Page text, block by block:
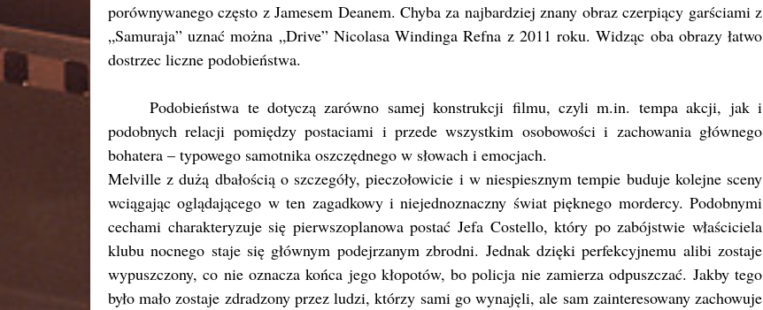
porównywanego często z Jamesem Deanem. Chyba za najbardziej znany obraz czerpiący garściami z
„Samuraja” uznać można „Drive” Nicolasa Windinga Refna z 2011 roku. Widząc oba obrazy łatwo
dostrzec liczne podobieństwa.
Podobieństwa te dotyczą zarówno samej konstrukcji filmu, czyli m.in. tempa akcji, jak i
podobnych relacji pomiędzy postaciami i przede wszystkim osobowości i zachowania głównego
bohatera – typowego samotnika oszczędnego w słowach i emocjach.
Melville z dużą dbałością o szczegóły, pieczołowicie i w niespiesznym tempie buduje kolejne sceny
wciągając oglądającego w ten zagadkowy i niejednoznaczny świat pięknego mordercy. Podobnymi
cechami charakteryzuje się pierwszoplanowa postać Jefa Costello, który po zabójstwie właściciela
klubu nocnego staje się głównym podejrzanym zbrodni. Jednak dzięki perfekcyjnemu alibi zostaje
wypuszczony, co nie oznacza końca jego kłopotów, bo policja nie zamierza odpuszczać. Jakby tego
było mało zostaje zdradzony przez ludzi, którzy sami go wynajęli, ale sam zainteresowany zachowuje